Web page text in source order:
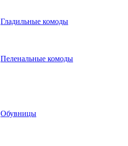
Гладильные комоды
Пеленальные комоды
Обувницы